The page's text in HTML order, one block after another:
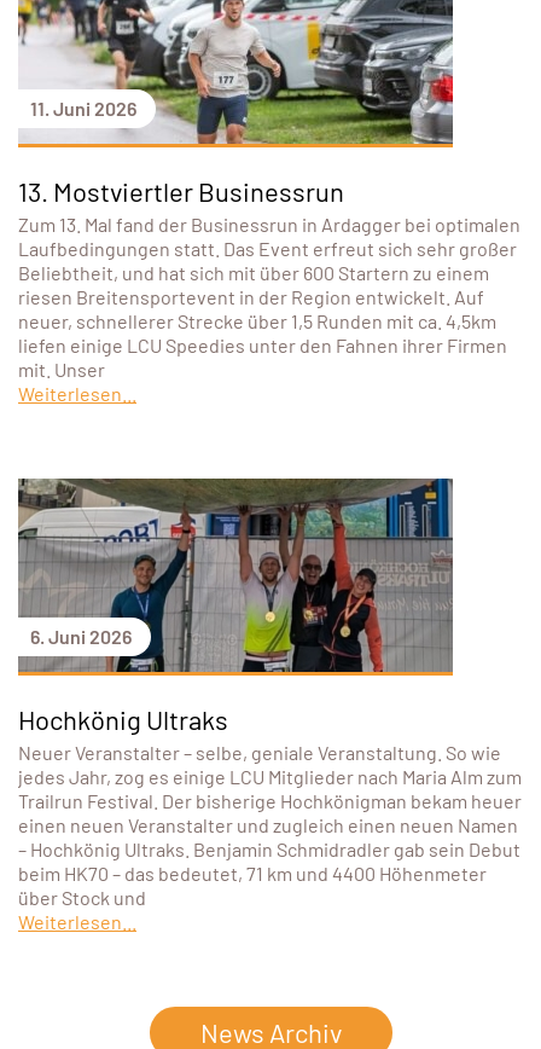
11. Juni 2026
13. Mostviertler Businessrun
Zum 13. Mal fand der Businessrun in Ardagger bei optimalen
Laufbedingungen statt. Das Event erfreut sich sehr großer
Beliebtheit, und hat sich mit über 600 Startern zu einem
riesen Breitensportevent in der Region entwickelt. Auf
neuer, schnellerer Strecke über 1,5 Runden mit ca. 4,5km
liefen einige LCU Speedies unter den Fahnen ihrer Firmen
mit. Unser
Weiterlesen...
6. Juni 2026
Hochkönig Ultraks
Neuer Veranstalter – selbe, geniale Veranstaltung. So wie
jedes Jahr, zog es einige LCU Mitglieder nach Maria Alm zum
Trailrun Festival. Der bisherige Hochkönigman bekam heuer
einen neuen Veranstalter und zugleich einen neuen Namen
– Hochkönig Ultraks. Benjamin Schmidradler gab sein Debut
beim HK70 – das bedeutet, 71 km und 4400 Höhenmeter
über Stock und
Weiterlesen...
News Archiv